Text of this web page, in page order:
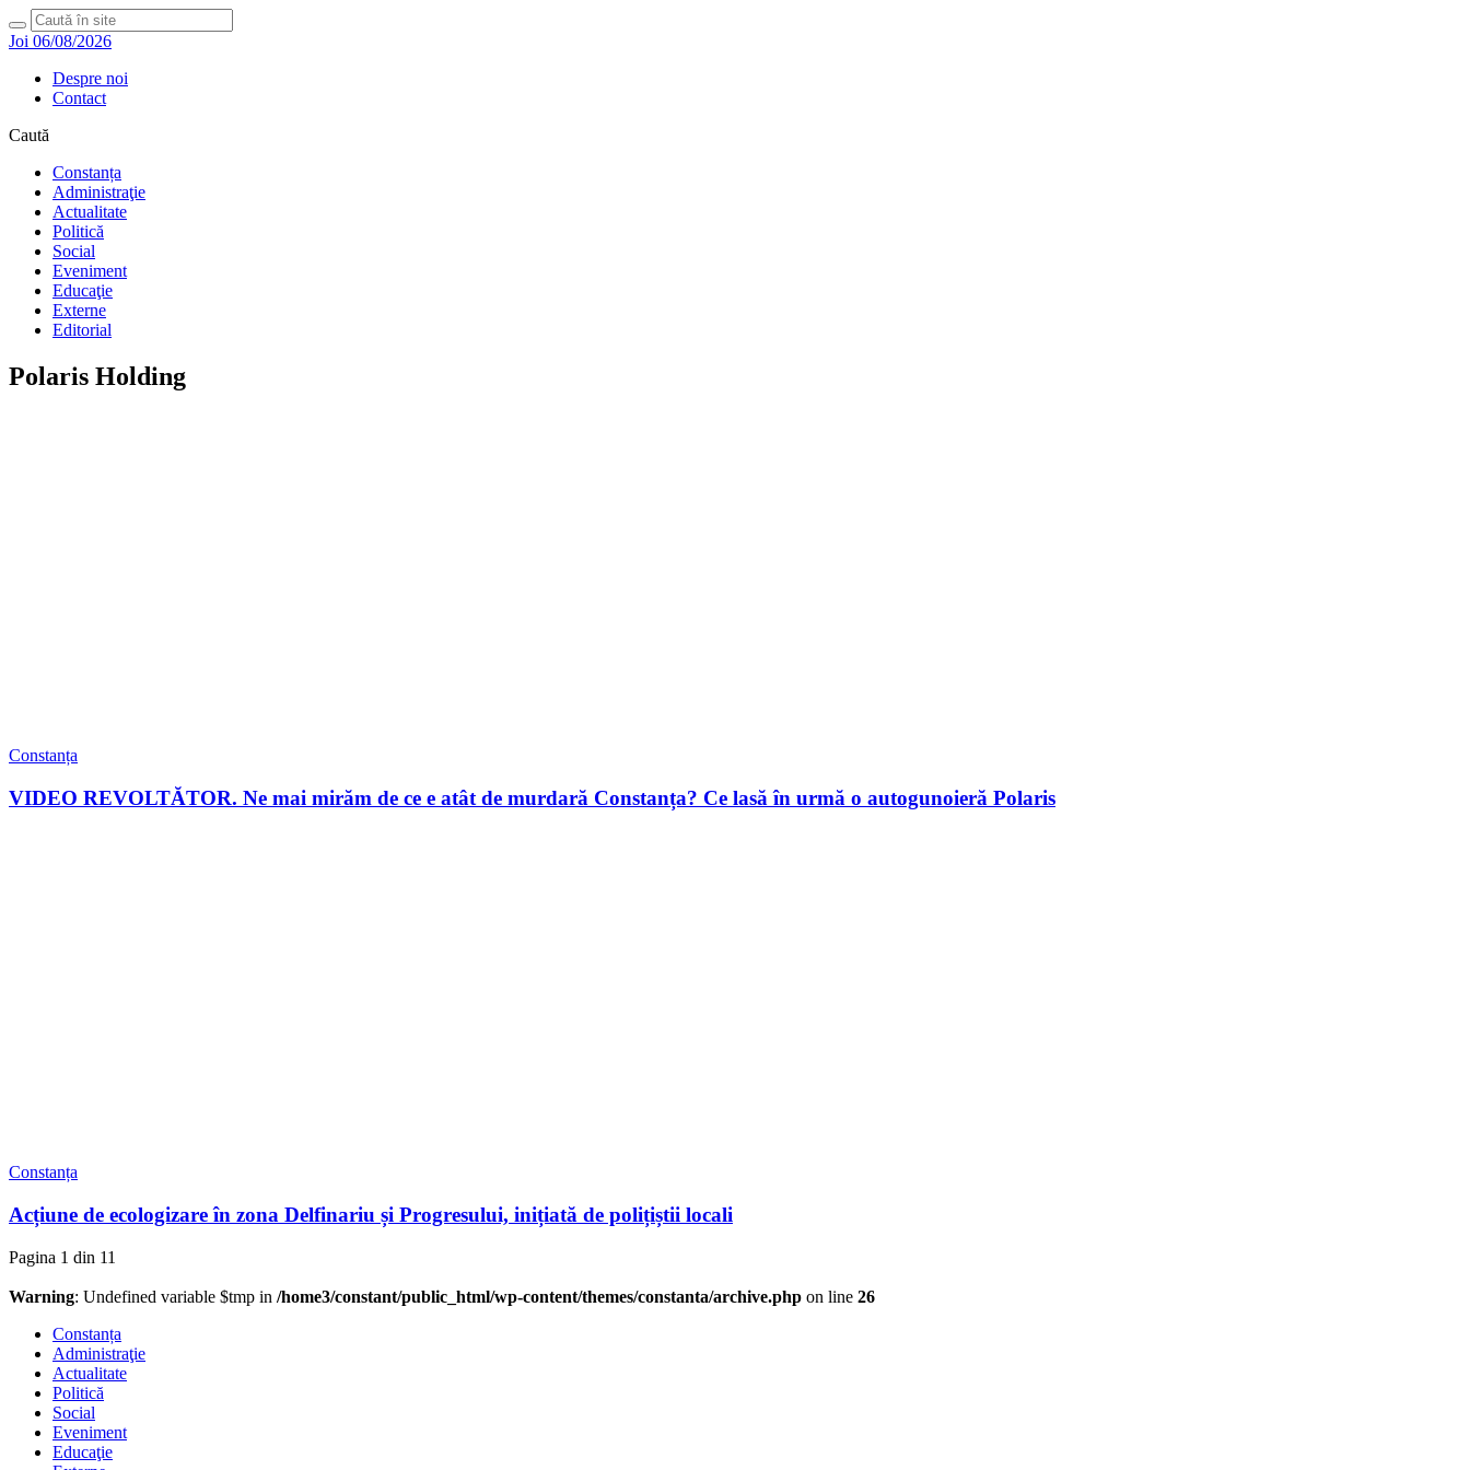
Joi 06/08/2026
Despre noi
Contact
Caută
Constanța
Administraţie
Actualitate
Politică
Social
Eveniment
Educaţie
Externe
Editorial
Polaris Holding
Constanța
VIDEO REVOLTĂTOR. Ne mai mirăm de ce e atât de murdară Constanța? Ce lasă în urmă o autogunoieră Polaris
Constanța
Acțiune de ecologizare în zona Delfinariu și Progresului, inițiată de polițiștii locali
Pagina 1 din 11
Warning: Undefined variable $tmp in /home3/constant/public_html/wp-content/themes/constanta/archive.php on line 26
Constanța
Administraţie
Actualitate
Politică
Social
Eveniment
Educaţie